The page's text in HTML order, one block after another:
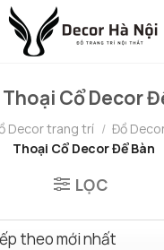
Cổ Decor
Decor trang trí / Đồ
Thoại Cổ Decor Để Bàn
LỌC